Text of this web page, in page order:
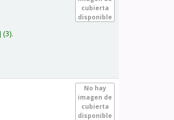
cubierta
disponible
(3).
No hay
imagen de
cubierta
disponible